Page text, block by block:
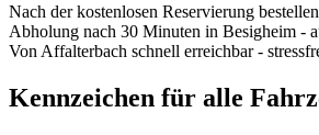
Nach der kostenlosen Reservierung
Abholung nach 30 Minuten in Besigheim -
Von Affalterbach schnell erreichbar -
Kennzeichen für alle